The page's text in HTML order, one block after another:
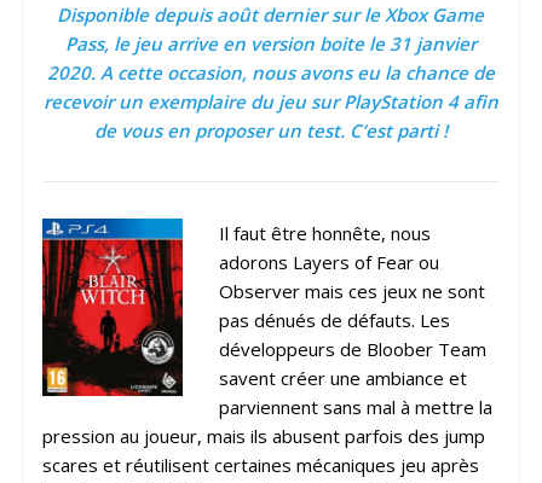
Disponible depuis août dernier sur le Xbox Game
Pass, le jeu arrive en version boite le 31 janvier
2020. A cette occasion, nous avons eu la chance de
recevoir un exemplaire du jeu sur PlayStation 4 afin
de vous en proposer un test. C’est parti !
Il faut être honnête, nous
adorons Layers of Fear ou
Observer mais ces jeux ne sont
pas dénués de défauts. Les
développeurs de Bloober Team
savent créer une ambiance et
parviennent sans mal à mettre la
pression au joueur, mais ils abusent parfois des jump
scares et réutilisent certaines mécaniques jeu après